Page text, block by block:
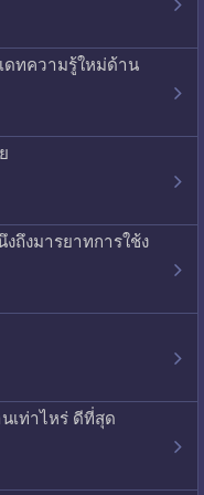
ดทความรู้ใหม่ด้าน
ถึงมารยาทการใช้ง
เท่าไหร่ ดีที่สุด